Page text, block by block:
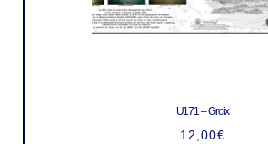
U171 – Groix
12,00€